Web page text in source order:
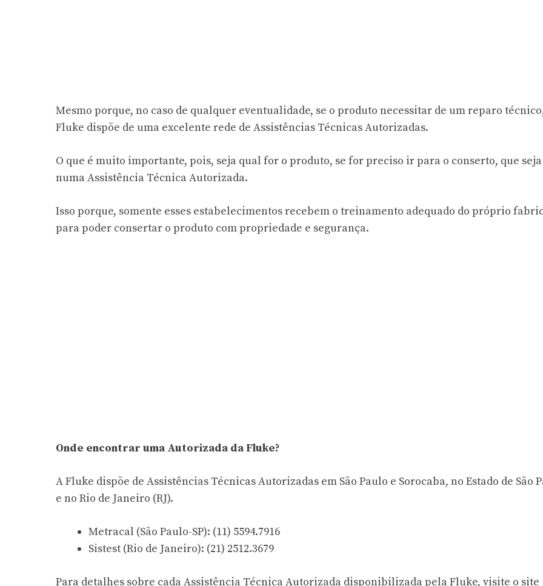
Mesmo porque, no caso de qualquer eventualidade, se o produto necessitar de um reparo
Fluke dispõe de uma excelente rede de Assistências Técnicas Autorizadas.
O que é muito importante, pois, seja qual for o produto, se for preciso ir para o conserto, que seja
numa Assistência Técnica Autorizada.
Isso porque, somente esses estabelecimentos recebem o treinamento adequado do próprio
para poder consertar o produto com propriedade e segurança.
Onde encontrar uma Autorizada da Fluke?
A Fluke dispõe de Assistências Técnicas Autorizadas em São Paulo e Sorocaba, no Estado de São
e no Rio de Janeiro (RJ).
Metracal (São Paulo-SP): (11) 5594.7916
Sistest (Rio de Janeiro): (21) 2512.3679
Para detalhes sobre cada Assistência Técnica Autorizada disponibilizada pela Fluke, visite o site